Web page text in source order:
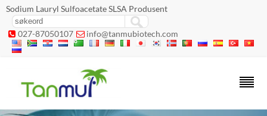
Sodium Lauryl Sulfoacetate SLSA Produsent
 027-87050107  info@tanmubiotech.com